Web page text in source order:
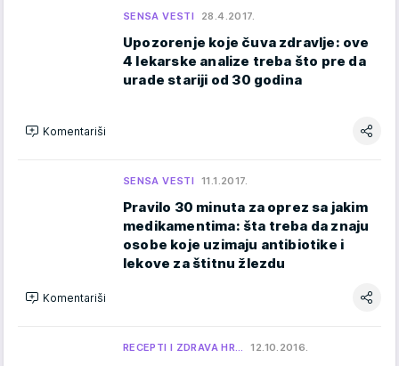
SENSA VESTI 28.4.2017.
Upozorenje koje čuva zdravlje: ove
4 lekarske analize treba što pre da
urade stariji od 30 godina
Komentariši
SENSA VESTI 11.1.2017.
Pravilo 30 minuta za oprez sa jakim
medikamentima: šta treba da znaju
osobe koje uzimaju antibiotike i
lekove za štitnu žlezdu
Komentariši
RECEPTI I ZDRAVA HR… 12.10.2016.